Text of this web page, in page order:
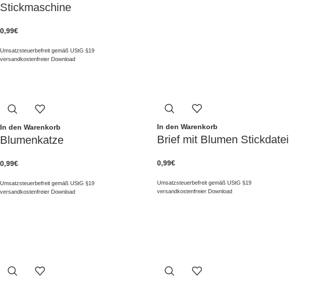
Stickmaschine
0,99€
Umsatzsteuerbefreit gemäß UStG §19
versandkostenfreier Download
In den Warenkorb
Blumenkatze
0,99€
Umsatzsteuerbefreit gemäß UStG §19
versandkostenfreier Download
In den Warenkorb
Brief mit Blumen Stickdatei
0,99€
Umsatzsteuerbefreit gemäß UStG §19
versandkostenfreier Download